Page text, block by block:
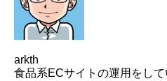
arkth
食品系ECサイトの運用をし